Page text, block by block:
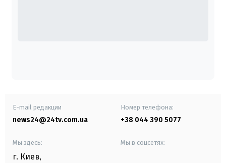
E-mail редакции
news24@24tv.com.ua
Номер телефона:
+38 044 390 5077
Мы здесь:
г. Киев,
Мы в соцсетях: